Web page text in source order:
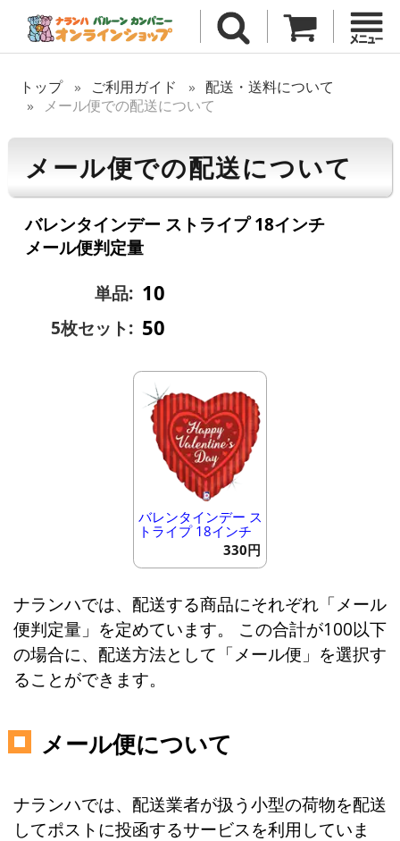
トップ ご利用ガイド
配送・送料について
メール便での配送について
メール便での配送について
バレンタインデー ストライプ 18インチ
メール便判定量
単品: 10
5枚セット: 50
バレンタインデー ス
トライプ 18インチ
330円
ナランハでは、配送する商品にそれぞれ「メール
便判定量」を定めています。 この合計が100以下
の場合に、配送方法として「メール便」を選択す
ることができます。
メール便について
ナランハでは、配送業者が扱う小型の荷物を配送
してポストに投函するサービスを利用していま